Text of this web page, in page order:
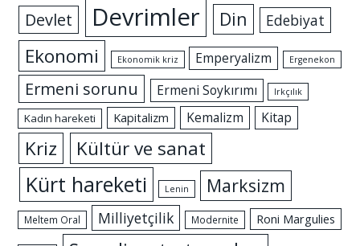
Devlet Devrimler Din Edebiyat
Ekonomi Ekonomik kriz Emperyalizm Ergenekon
Ermeni sorunu Ermeni Soykırımı Irkçılık
Kadın hareketi Kapitalizm Kemalizm Kitap
Kriz Kültür ve sanat
Kürt hareketi Lenin Marksizm
Meltem Oral Milliyetçilik Modernite Roni Margulies